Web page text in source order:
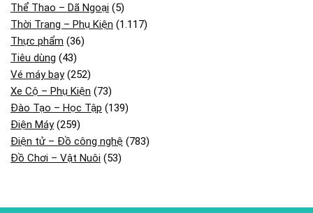
Thể Thao – Dã Ngoại (5)
Thời Trang – Phụ Kiện (1.117)
Thực phẩm (36)
Tiêu dùng (43)
Vé máy bay(252)
Xe Cộ – Phụ Kiện (73)
Đào Tạo – Học Tập (139)
Điện Máy(259)
Điện tử – Đồ công nghệ (783)
Đồ Chơi – Vật Nuôi (53)